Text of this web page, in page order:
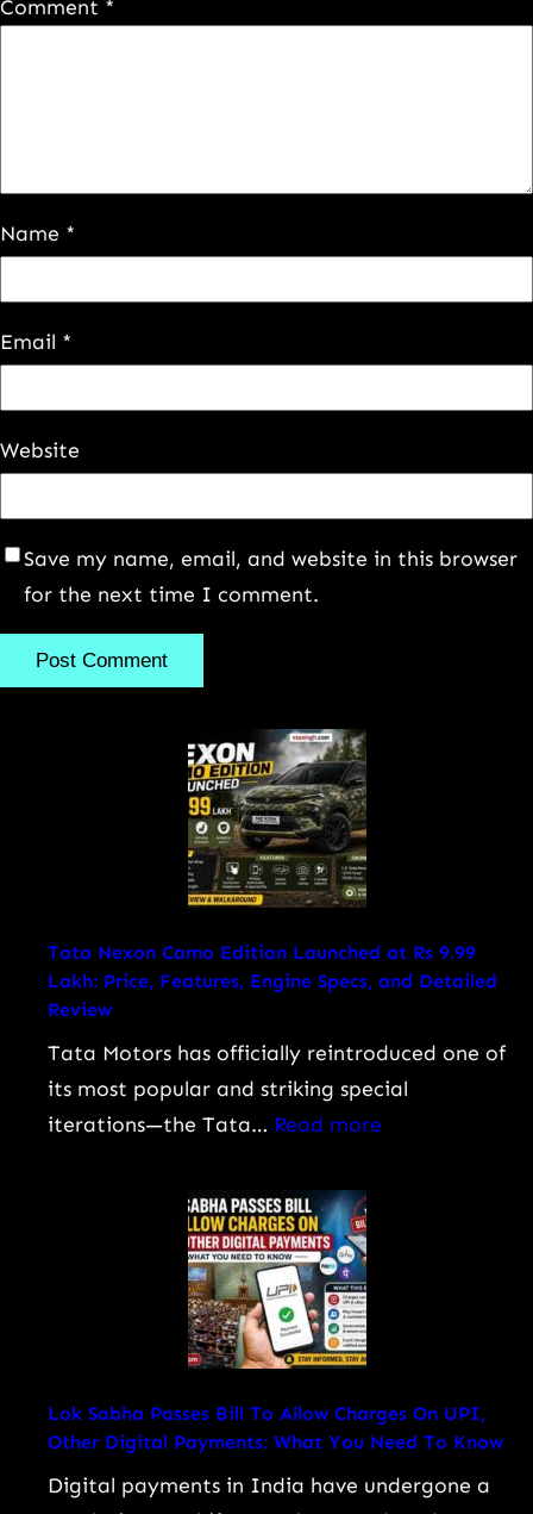
Comment *
Name *
Email *
Website
Save my name, email, and website in this browser
for the next time I comment.
Tata Nexon Camo Edition Launched at Rs 9.99
Lakh: Price, Features, Engine Specs, and Detailed
Review
Tata Motors has officially reintroduced one of
its most popular and striking special
iterations—the Tata… Read more
9.99
Lakh:
Price,
Lok Sabha Passes Bill To Allow Charges On UPI,
Other Digital Payments: What You Need To Know
Digital payments in India have undergone a